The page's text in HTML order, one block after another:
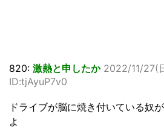
820: 激熱と申したか 2022/11/27(
ID:tjAyuP7v0
ドライブが脳に焼き付いている奴
よ